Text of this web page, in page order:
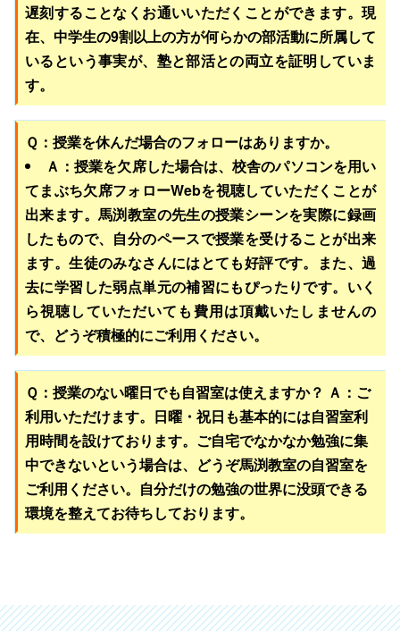
遅刻することなくお通いいただくことができます。現
在、中学生の9割以上の方が何らかの部活動に所属して
いるという事実が、塾と部活との両立を証明していま
す。
Ｑ：授業を休んだ場合のフォローはありますか。
Ａ：授業を欠席した場合は、校舎のパソコンを用い
てまぶち欠席フォローWebを視聴していただくことが
出来ます。馬渕教室の先生の授業シーンを実際に録画
したもので、自分のペースで授業を受けることが出来
ます。生徒のみなさんにはとても好評です。また、過
去に学習した弱点単元の補習にもぴったりです。いく
ら視聴していただいても費用は頂戴いたしませんの
で、どうぞ積極的にご利用ください。
Ｑ：授業のない曜日でも自習室は使えますか？ Ａ：ご
利用いただけます。日曜・祝日も基本的には自習室利
用時間を設けております。ご自宅でなかなか勉強に集
中できないという場合は、どうぞ馬渕教室の自習室を
ご利用ください。自分だけの勉強の世界に没頭できる
環境を整えてお待ちしております。